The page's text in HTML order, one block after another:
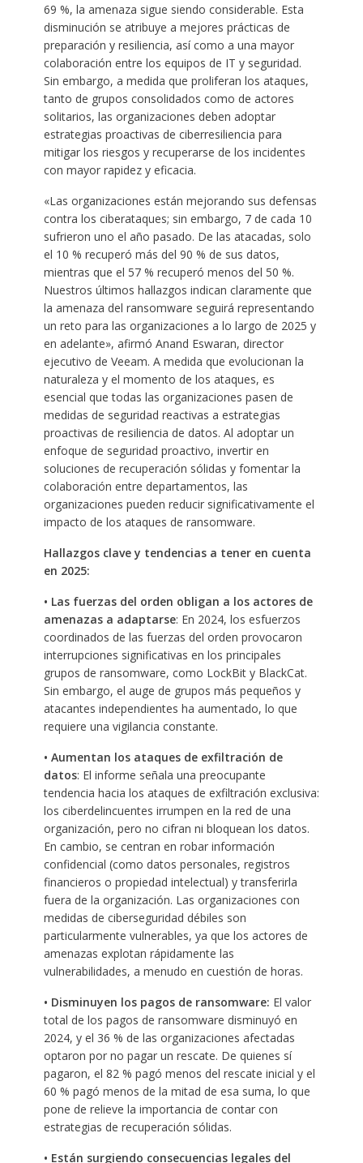
69 %, la amenaza sigue siendo considerable. Esta
disminución se atribuye a mejores prácticas de
preparación y resiliencia, así como a una mayor
colaboración entre los equipos de IT y seguridad.
Sin embargo, a medida que proliferan los ataques,
tanto de grupos consolidados como de actores
solitarios, las organizaciones deben adoptar
estrategias proactivas de ciberresiliencia para
mitigar los riesgos y recuperarse de los incidentes
con mayor rapidez y eficacia.
«Las organizaciones están mejorando sus defensas
contra los ciberataques; sin embargo, 7 de cada 10
sufrieron uno el año pasado. De las atacadas, solo
el 10 % recuperó más del 90 % de sus datos,
mientras que el 57 % recuperó menos del 50 %.
Nuestros últimos hallazgos indican claramente que
la amenaza del ransomware seguirá representando
un reto para las organizaciones a lo largo de 2025 y
en adelante», afirmó Anand Eswaran, director
ejecutivo de Veeam. A medida que evolucionan la
naturaleza y el momento de los ataques, es
esencial que todas las organizaciones pasen de
medidas de seguridad reactivas a estrategias
proactivas de resiliencia de datos. Al adoptar un
enfoque de seguridad proactivo, invertir en
soluciones de recuperación sólidas y fomentar la
colaboración entre departamentos, las
organizaciones pueden reducir significativamente el
impacto de los ataques de ransomware.
Hallazgos clave y tendencias a tener en cuenta
en 2025:
• Las fuerzas del orden obligan a los actores de
amenazas a adaptarse: En 2024, los esfuerzos
coordinados de las fuerzas del orden provocaron
interrupciones significativas en los principales
grupos de ransomware, como LockBit y BlackCat.
Sin embargo, el auge de grupos más pequeños y
atacantes independientes ha aumentado, lo que
requiere una vigilancia constante.
• Aumentan los ataques de exfiltración de
datos: El informe señala una preocupante
tendencia hacia los ataques de exfiltración exclusiva:
los ciberdelincuentes irrumpen en la red de una
organización, pero no cifran ni bloquean los datos.
En cambio, se centran en robar información
confidencial (como datos personales, registros
financieros o propiedad intelectual) y transferirla
fuera de la organización. Las organizaciones con
medidas de ciberseguridad débiles son
particularmente vulnerables, ya que los actores de
amenazas explotan rápidamente las
vulnerabilidades, a menudo en cuestión de horas.
• Disminuyen los pagos de ransomware: El valor
total de los pagos de ransomware disminuyó en
2024, y el 36 % de las organizaciones afectadas
optaron por no pagar un rescate. De quienes sí
pagaron, el 82 % pagó menos del rescate inicial y el
60 % pagó menos de la mitad de esa suma, lo que
pone de relieve la importancia de contar con
estrategias de recuperación sólidas.
• Están surgiendo consecuencias legales del